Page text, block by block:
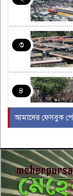
৩
৪
৬
আমাদের ফেসবুক